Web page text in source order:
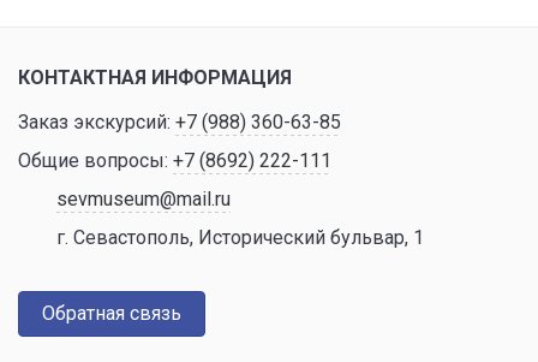
КОНТАКТНАЯ ИНФОРМАЦИЯ
Заказ экскурсий: +7 (988) 360-63-85
Общие вопросы: +7 (8692) 222-111
sevmuseum@mail.ru
г. Севастополь, Исторический бульвар, 1
Обратная связь